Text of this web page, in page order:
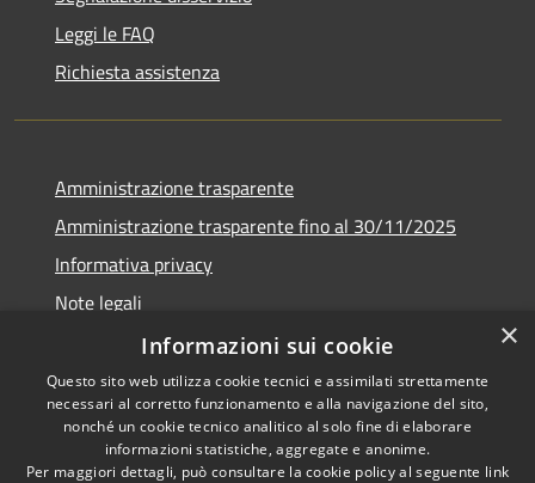
Leggi le FAQ
Richiesta assistenza
Amministrazione trasparente
Amministrazione trasparente fino al 30/11/2025
Informativa privacy
Note legali
Dichiarazione di accessibilità
RSS
Copyright © 2026 • Comune di
×
Informazioni sui cookie
Questo sito web utilizza cookie tecnici e assimilati strettamente
necessari al corretto funzionamento e alla navigazione del sito,
nonché un cookie tecnico analitico al solo fine di elaborare
informazioni statistiche, aggregate e anonime.
Per maggiori dettagli, può consultare la cookie policy al seguente link